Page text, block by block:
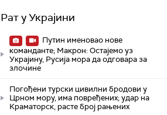
Рат у Украјини
Путин именовао нове
команданте; Макрон: Остајемо уз
Украјину, Русија мора да одговара за
злочине
Погођени турски цивилни бродови у
Црном мору, има повређених; удар на
Краматорск, расте број рањених